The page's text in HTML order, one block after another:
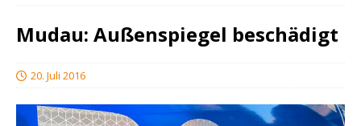
Mudau: Außenspiegel beschädigt
20. Juli 2016